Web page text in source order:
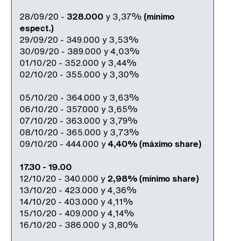
28/09/20 - 328.000 y 3,37% (mínimo
espect.)
29/09/20 - 349.000 y 3,53%
30/09/20 - 389.000 y 4,03%
01/10/20 - 352.000 y 3,44%
02/10/20 - 355.000 y 3,30%
05/10/20 - 364.000 y 3,63%
06/10/20 - 357.000 y 3,65%
07/10/20 - 363.000 y 3,79%
08/10/20 - 365.000 y 3,73%
09/10/20 - 444.000 y4,40% (máximo share)
17.30 - 19.00
12/10/20 - 340.000 y 2,98% (mínimo share)
13/10/20 - 423.000 y 4,36%
14/10/20 - 403.000 y 4,11%
15/10/20 - 409.000 y 4,14%
16/10/20 - 386.000 y 3,80%